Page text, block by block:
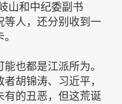
山和中纪委副书
等人，还分别收到一
也都是江派所为。
胡锦涛、习近平，
有的丑恶，但这荒诞